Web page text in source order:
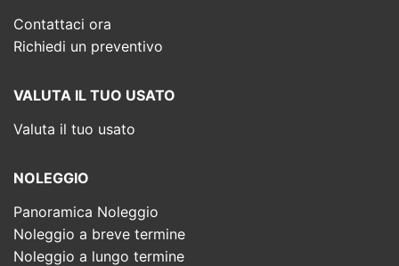
Contattaci ora
Richiedi un preventivo
VALUTA IL TUO USATO
Valuta il tuo usato
NOLEGGIO
Panoramica Noleggio
Noleggio a breve termine
Noleggio a lungo termine